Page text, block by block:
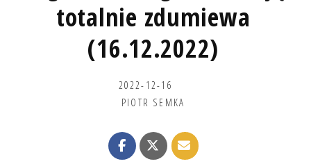
totalnie zdumiewa
(16.12.2022)
2022-12-16
PIOTR SEMKA